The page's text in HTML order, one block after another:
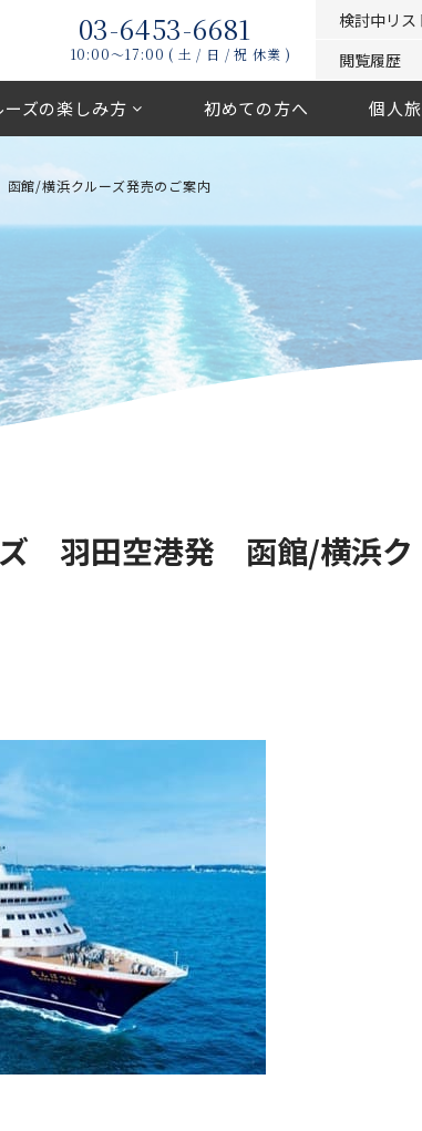
03-6453-6681
10:00〜17:00 ( 土 / 日 / 祝 休業 )
検討中リス
閲覧履歴
ーズの楽しみ方 初めての方へ 個人
館/横浜クルーズ発売のご案内
ズ 羽田空港発 函館/横浜ク